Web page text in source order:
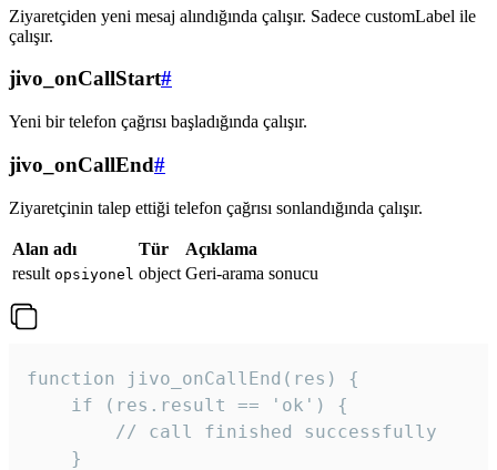
Ziyaretçiden yeni mesaj alındığında çalışır. Sadece customLabel ile
çalışır.
jivo_onCallStart#
Yeni bir telefon çağrısı başladığında çalışır.
jivo_onCallEnd#
Ziyaretçinin talep ettiği telefon çağrısı sonlandığında çalışır.
Alan adı Tür
Açıklama
result opsiyonel object Geri-arama sonucu
function jivo_onCallEnd(res) {
    if (res.result == 'ok') {
        // call finished successfully
    }